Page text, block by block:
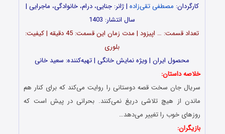
کارگردان: مصطفی تقی‌زاده | ژانر: جنایی، درام، خانوادگی، ماجرایی |
سال انتشار: 1403
تعداد قسمت‌: … اپیزود | مدت زمان این قسمت: 45 دقیقه | کیفیت:
بلوری
محصول ایران | ویژه نمایش خانگی | تهیه‌کننده: سعید خانی
خلاصه داستان:
سریال جان سخت قصه دوستانی را روایت می‌کند که برای کنار هم
ماندن از هیچ تلاشی دریغ نمی‌کنند. بحرانی در پیش است که
روزهای خوب را تغییر می‌دهد…
بازیگران: